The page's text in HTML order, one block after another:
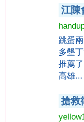
江陳
跳蛋
多墾
推薦
高雄...
搶救